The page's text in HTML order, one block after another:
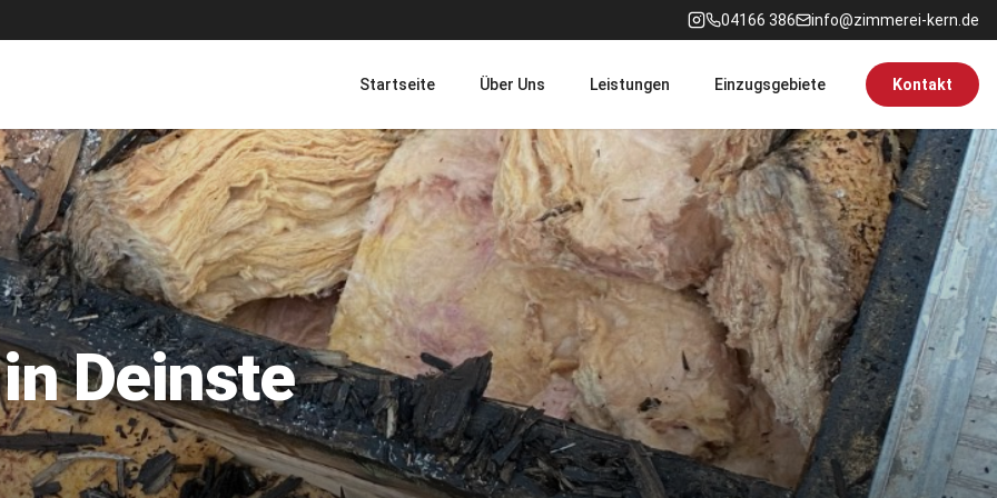
04166 386 info@zimmerei-kern.de
Startseite Über Uns Leistungen Einzugsgebiete Kontakt
Deinste